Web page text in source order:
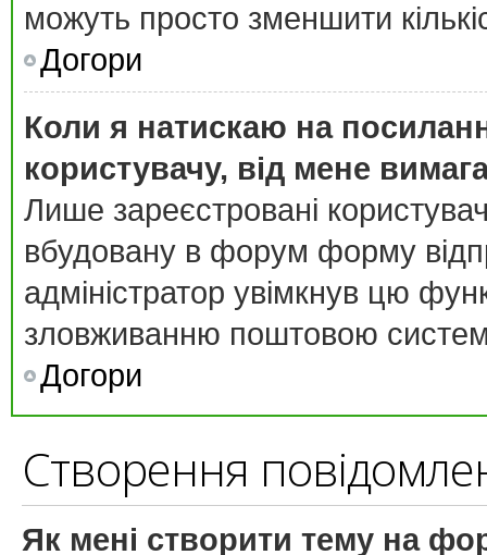
можуть просто зменшити
Догори
Коли я натискаю на
користувачу, від мене
Лише зареєстровані
вбудовану в форум форму
адміністратор увімкнув цю
зловживанню поштовою
Догори
Створення
Як мені створити тему на